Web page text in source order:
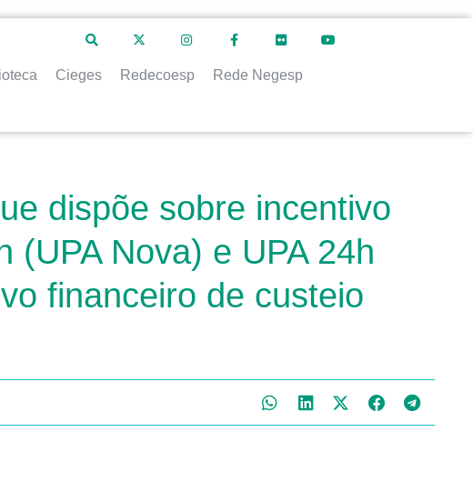
Cieges Redecoesp Rede Negesp
dispõe sobre incentivo
(UPA Nova) e UPA 24h
financeiro de custeio